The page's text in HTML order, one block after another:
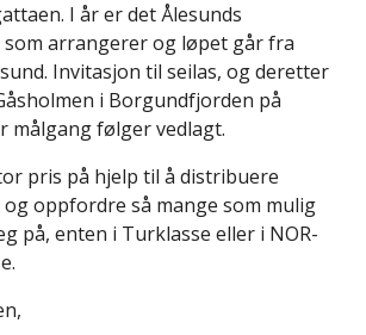
I år er det Ålesunds
arrangerer og løpet går fra
Invitasjon til seilas, og deretter
i Borgundfjorden på
målgang følger vedlagt.
pris på hjelp til å distribuere
oppfordre så mange som mulig
på, enten i Turklasse eller i NOR-